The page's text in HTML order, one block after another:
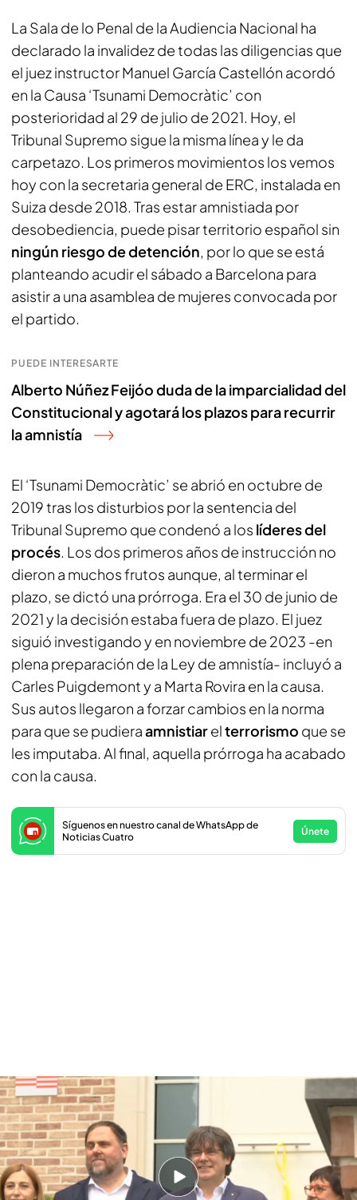
La Sala de lo Penal de la Audiencia Nacional ha
declarado la invalidez de todas las diligencias que
el juez instructor Manuel García Castellón acordó
en la Causa ‘Tsunami Democràtic’ con
posterioridad al 29 de julio de 2021. Hoy, el
Tribunal Supremo sigue la misma línea y le da
carpetazo. Los primeros movimientos los vemos
hoy con la secretaria general de ERC, instalada en
Suiza desde 2018. Tras estar amnistiada por
desobediencia, puede pisar territorio español sin
ningún riesgo de detención, por lo que se está
planteando acudir el sábado a Barcelona para
asistir a una asamblea de mujeres convocada por
el partido.
PUEDE INTERESARTE
Alberto Núñez Feijóo duda de la imparcialidad del
Constitucional y agotará los plazos para recurrir
la amnistía
El ‘Tsunami Democràtic’ se abrió en octubre de
2019 tras los disturbios por la sentencia del
Tribunal Supremo que condenó a los líderes del
procés. Los dos primeros años de instrucción no
dieron a muchos frutos aunque, al terminar el
plazo, se dictó una prórroga. Era el 30 de junio de
2021 y la decisión estaba fuera de plazo. El juez
siguió investigando y en noviembre de 2023 -en
plena preparación de la Ley de amnistía- incluyó a
Carles Puigdemont y a Marta Rovira en la causa.
Sus autos llegaron a forzar cambios en la norma
para que se pudieraamnistiarelterrorismo que se
les imputaba. Al final, aquella prórroga ha acabado
con la causa.
Síguenos en nuestro canal de WhatsApp de
Noticias Cuatro
Únete
El TS rechaza amnistiar la malversación del procés y mantiene la orden de
detención de Puigdemont
PUEDE INTERESARTE
Los eurodiputados recogen su acta: desde la
ausencia de Toni Comín hasta el juramento de